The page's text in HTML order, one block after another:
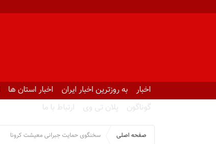
اخبار به روزترین اخبار ایران اخبار استان ها
گوناگون
پلان تی وی ارتباط با ما
صفحه اصلی سخنگوی حمایت جبرانی معیشت کرونا